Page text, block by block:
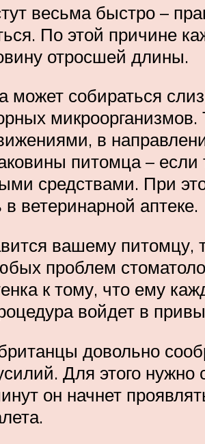
весьма быстро –
По этой причине
отросшей длины.
может собираться
в
питомца –
средствами. При
ветеринарной аптеке.
вашему питомцу,
проблем
к тому, что ему
войдет в
довольно
Для этого нужно
он начнет